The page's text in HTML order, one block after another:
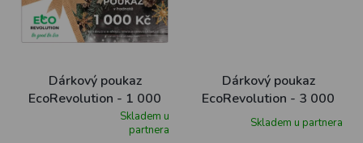
Dárkový poukaz
EcoRevolution - 1 000
Skladem u
partnera
Dárkový poukaz
EcoRevolution - 3 000
Kč
Skladem u partnera